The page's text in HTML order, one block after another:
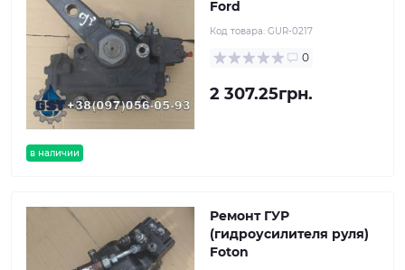
в наличии
Ford
Код товара: GUR-0217
0
2 307.25грн.
Ремонт ГУР
(гидроусилителя руля)
Foton